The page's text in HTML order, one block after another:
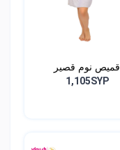
قميص نوم قصير
1,105SYP